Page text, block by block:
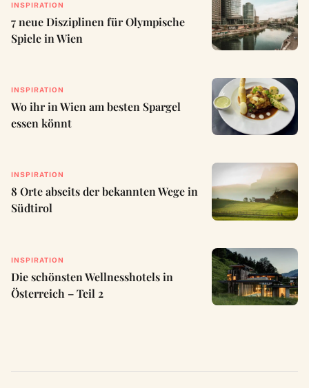
INSPIRATION
7 neue Disziplinen für Olympische
Spiele in Wien
INSPIRATION
Wo ihr in Wien am besten Spargel
essen könnt
INSPIRATION
8 Orte abseits der bekannten Wege in
Südtirol
INSPIRATION
Die schönsten Wellnesshotels in
Österreich – Teil 2